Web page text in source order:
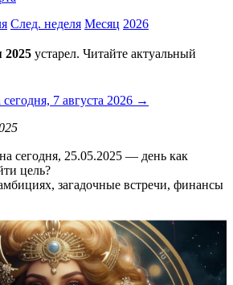
След. неделя Месяц 2026
2025 устарел. Читайте актуальный
7 августа 2026 →
сегодня, 25.05.2025 — день как
цель?
загадочные встречи, финансы